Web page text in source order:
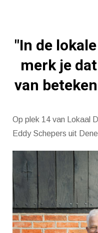
"In de
merk je
van
Op plek 14 van Lokaal
Eddy Schepers uit